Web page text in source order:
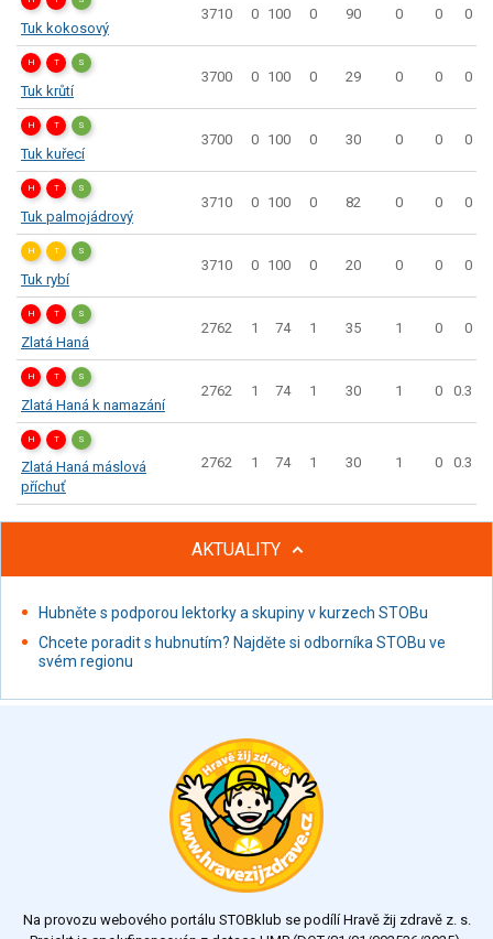
Tuk kokosový
3710 0 100 0 90 0 0 0
H T S
Tuk krůtí
3700 0 100 0 29 0 0 0
H T S
Tuk kuřecí
3700 0 100 0 30 0 0 0
H T S
Tuk palmojádrový
3710 0 100 0 82 0 0 0
H T S
Tuk rybí
3710 0 100 0 20 0 0 0
H T S
Zlatá Haná
2762 1 74 1 35 1 0 0
H T S
Zlatá Haná k namazání
2762 1 74 1 30 1 0 0.3
H T S
Zlatá Haná máslová
příchuť
2762 1 74 1 30 1 0 0.3
AKTUALITY
Hubněte s podporou lektorky a skupiny v kurzech STOBu
Chcete poradit s hubnutím? Najděte si odborníka STOBu ve
svém regionu
Na provozu webového portálu STOBklub se podílí Hravě žij zdravě z. s.